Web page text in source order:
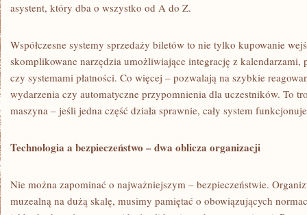
asystent, który dba o wszystko od A do Z.
Współczesne systemy sprzedaży biletów to nie tylko kupowanie
skomplikowane narzędzia umożliwiające integrację z kalendarzami,
czy systemami płatności. Co więcej – pozwalają na szybkie
wydarzenia czy automatyczne przypomnienia dla uczestników. To
maszyna – jeśli jedna część działa sprawnie, cały system
Technologia a bezpieczeństwo – dwa oblicza organizacji
Nie można zapominać o najważniejszym – bezpieczeństwie.
muzealną na dużą skalę, musimy pamiętać o obowiązujących